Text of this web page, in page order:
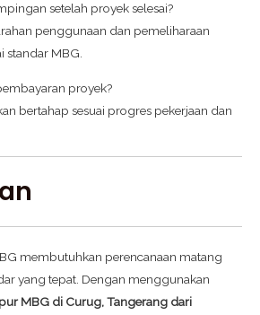
setelah proyek selesai?
penggunaan dan pemeliharaan
standar MBG.
proyek?
bertahap sesuai progres pekerjaan dan
membutuhkan perencanaan matang
yang tepat. Dengan menggunakan
MBG di Curug, Tangerang dari